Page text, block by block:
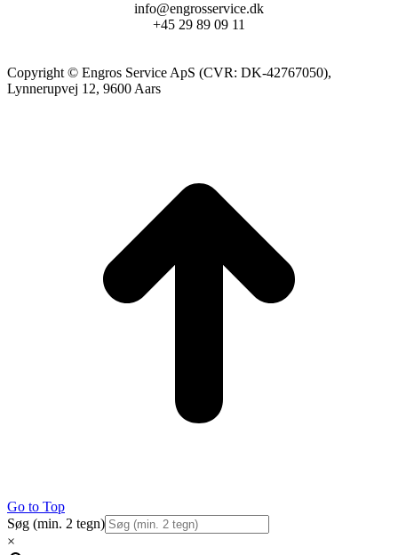
info@engrosservice.dk
+45 29 89 09 11
Copyright © Engros Service ApS (CVR: DK-42767050),
Lynnerupvej 12, 9600 Aars
Go to Top
Søg (min. 2 tegn)
×